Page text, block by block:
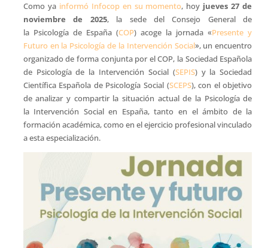
Como ya informó Infocop en su momento, hoy jueves 27 de
noviembre de 2025, la sede del Consejo General de
la Psicología de España (COP) acoge la jornada «Presente y
Futuro en la Psicología de la Intervención Social», un encuentro
organizado de forma conjunta por el COP, la Sociedad Española
de Psicología de la Intervención Social (SEPIS) y la Sociedad
Científica Española de Psicología Social (SCEPS), con el objetivo
de analizar y compartir la situación actual de la Psicología de
la Intervención Social en España, tanto en el ámbito de la
formación académica, como en el ejercicio profesional vinculado
a esta especialización.